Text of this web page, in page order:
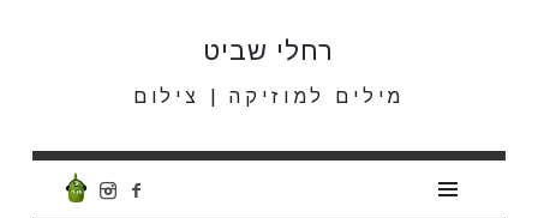
רחלי
שביט
רחלי שביט
מילים למוזיקה | צילום